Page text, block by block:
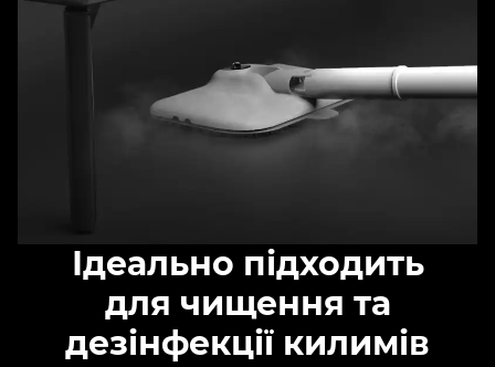
Ідеально підходить
для чищення та
дезінфекції килимів